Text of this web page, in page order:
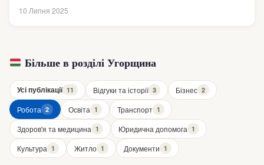
10 Липня 2025
Більше в розділі Угорщина
Усі публікації 11 Відгуки та історії 3 Бізнес 2
Робота 2 Освіта 1 Транспорт 1
Здоров'я та медицина 1 Юридична допомога 1
Культура 1 Житло 1 Документи 1